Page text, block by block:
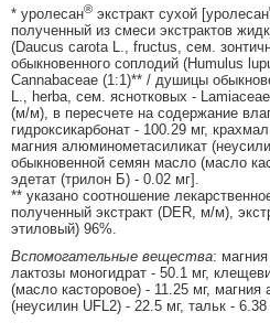
* уролесан® экстракт сухой [уролесан
полученный из смеси экстрактов
(Daucus carota L., fructus, сем.
обыкновенного соплодий (Humulus
Cannabaceae (1:1)** / душицы
L., herba, сем. яснотковых -
(м/м), в пересчете на содержание
гидроксикарбонат - 100.29 мг,
магния алюминометасиликат
обыкновенной семян масло (масло
эдетат (трилон Б) - 0.02 мг].
** указано соотношение
полученный экстракт (DER, м/м),
этиловый) 96%.
Вспомогательные вещества:
лактозы моногидрат - 50.1 мг,
(масло касторовое) - 11.25 мг,
(неусилин UFL2) - 22.5 мг, тальк - 6.38